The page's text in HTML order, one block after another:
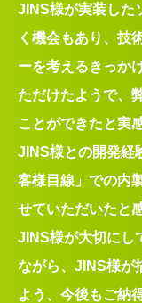
JINS様が実装した
く機会もあり、技
ーを考えるきっか
ただけたようで、
ことができたと実
JINS様との開発経
客様目線」での内
せていただいたと
JINS様が大切にし
ながら、JINS様が
よう、今後もご納